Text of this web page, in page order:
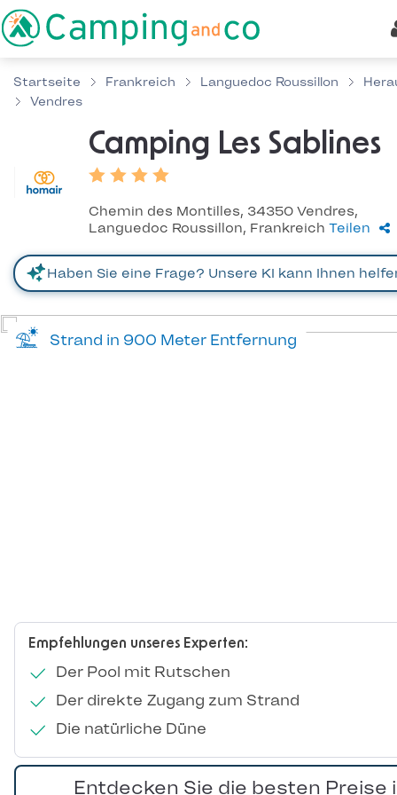
Startseite Frankreich Languedoc Roussillon
Vendres
Camping Les Sablines
Chemin des Montilles, 34350 Vendres,
Languedoc Roussillon, Frankreich Teilen
Empfehlungen unseres Experten:
Der Pool mit Rutschen
Der direkte Zugang zum Strand
Die natürliche Düne
Strand in 900 Meter Entfernung
Entdecken Sie die besten Preise